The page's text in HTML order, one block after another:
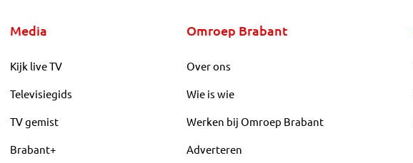
Media
Kijk live TV
Televisiegids
TV gemist
Brabant+
Omroep Brabant
Over ons
Wie is wie
Werken bij Omroep Brabant
Adverteren